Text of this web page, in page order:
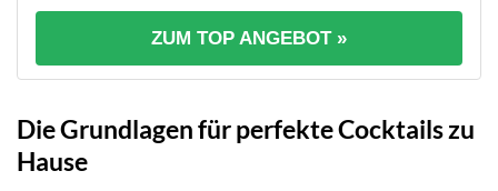
ZUM TOP ANGEBOT »
Die Grundlagen für perfekte Cocktails zu
Hause